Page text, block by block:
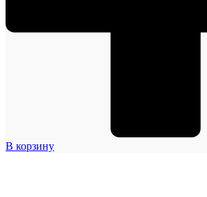
В корзину